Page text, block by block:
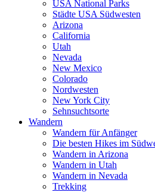
USA National Parks
Städte USA Südwesten
Arizona
California
Utah
Nevada
New Mexico
Colorado
Nordwesten
New York City
Sehnsuchtsorte
Wandern
Wandern für Anfänger
Die besten Hikes im
Wandern in Arizona
Wandern in Utah
Wandern in Nevada
Trekking